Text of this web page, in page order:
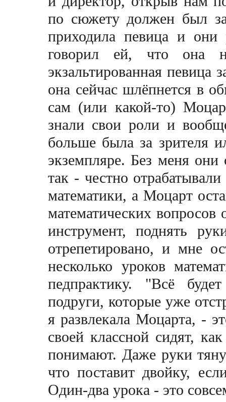
по сюжету должен был
приходила певица и они
говорил ей, что она
экзальтированная певица
она сейчас шлёпнется в
сам (или какой-то)
знали свои роли и
больше была за зрителя
экземпляре. Без меня они
так - честно
математики, а Моцарт
математических вопросов
инструмент, поднять
отрепетировано, и мне
несколько уроков
педпрактику. "Всё
подруги, которые уже
я развлекала Моцарта, -
своей классной сидят,
понимают. Даже руки
что поставит двойку,
Один-два урока - это